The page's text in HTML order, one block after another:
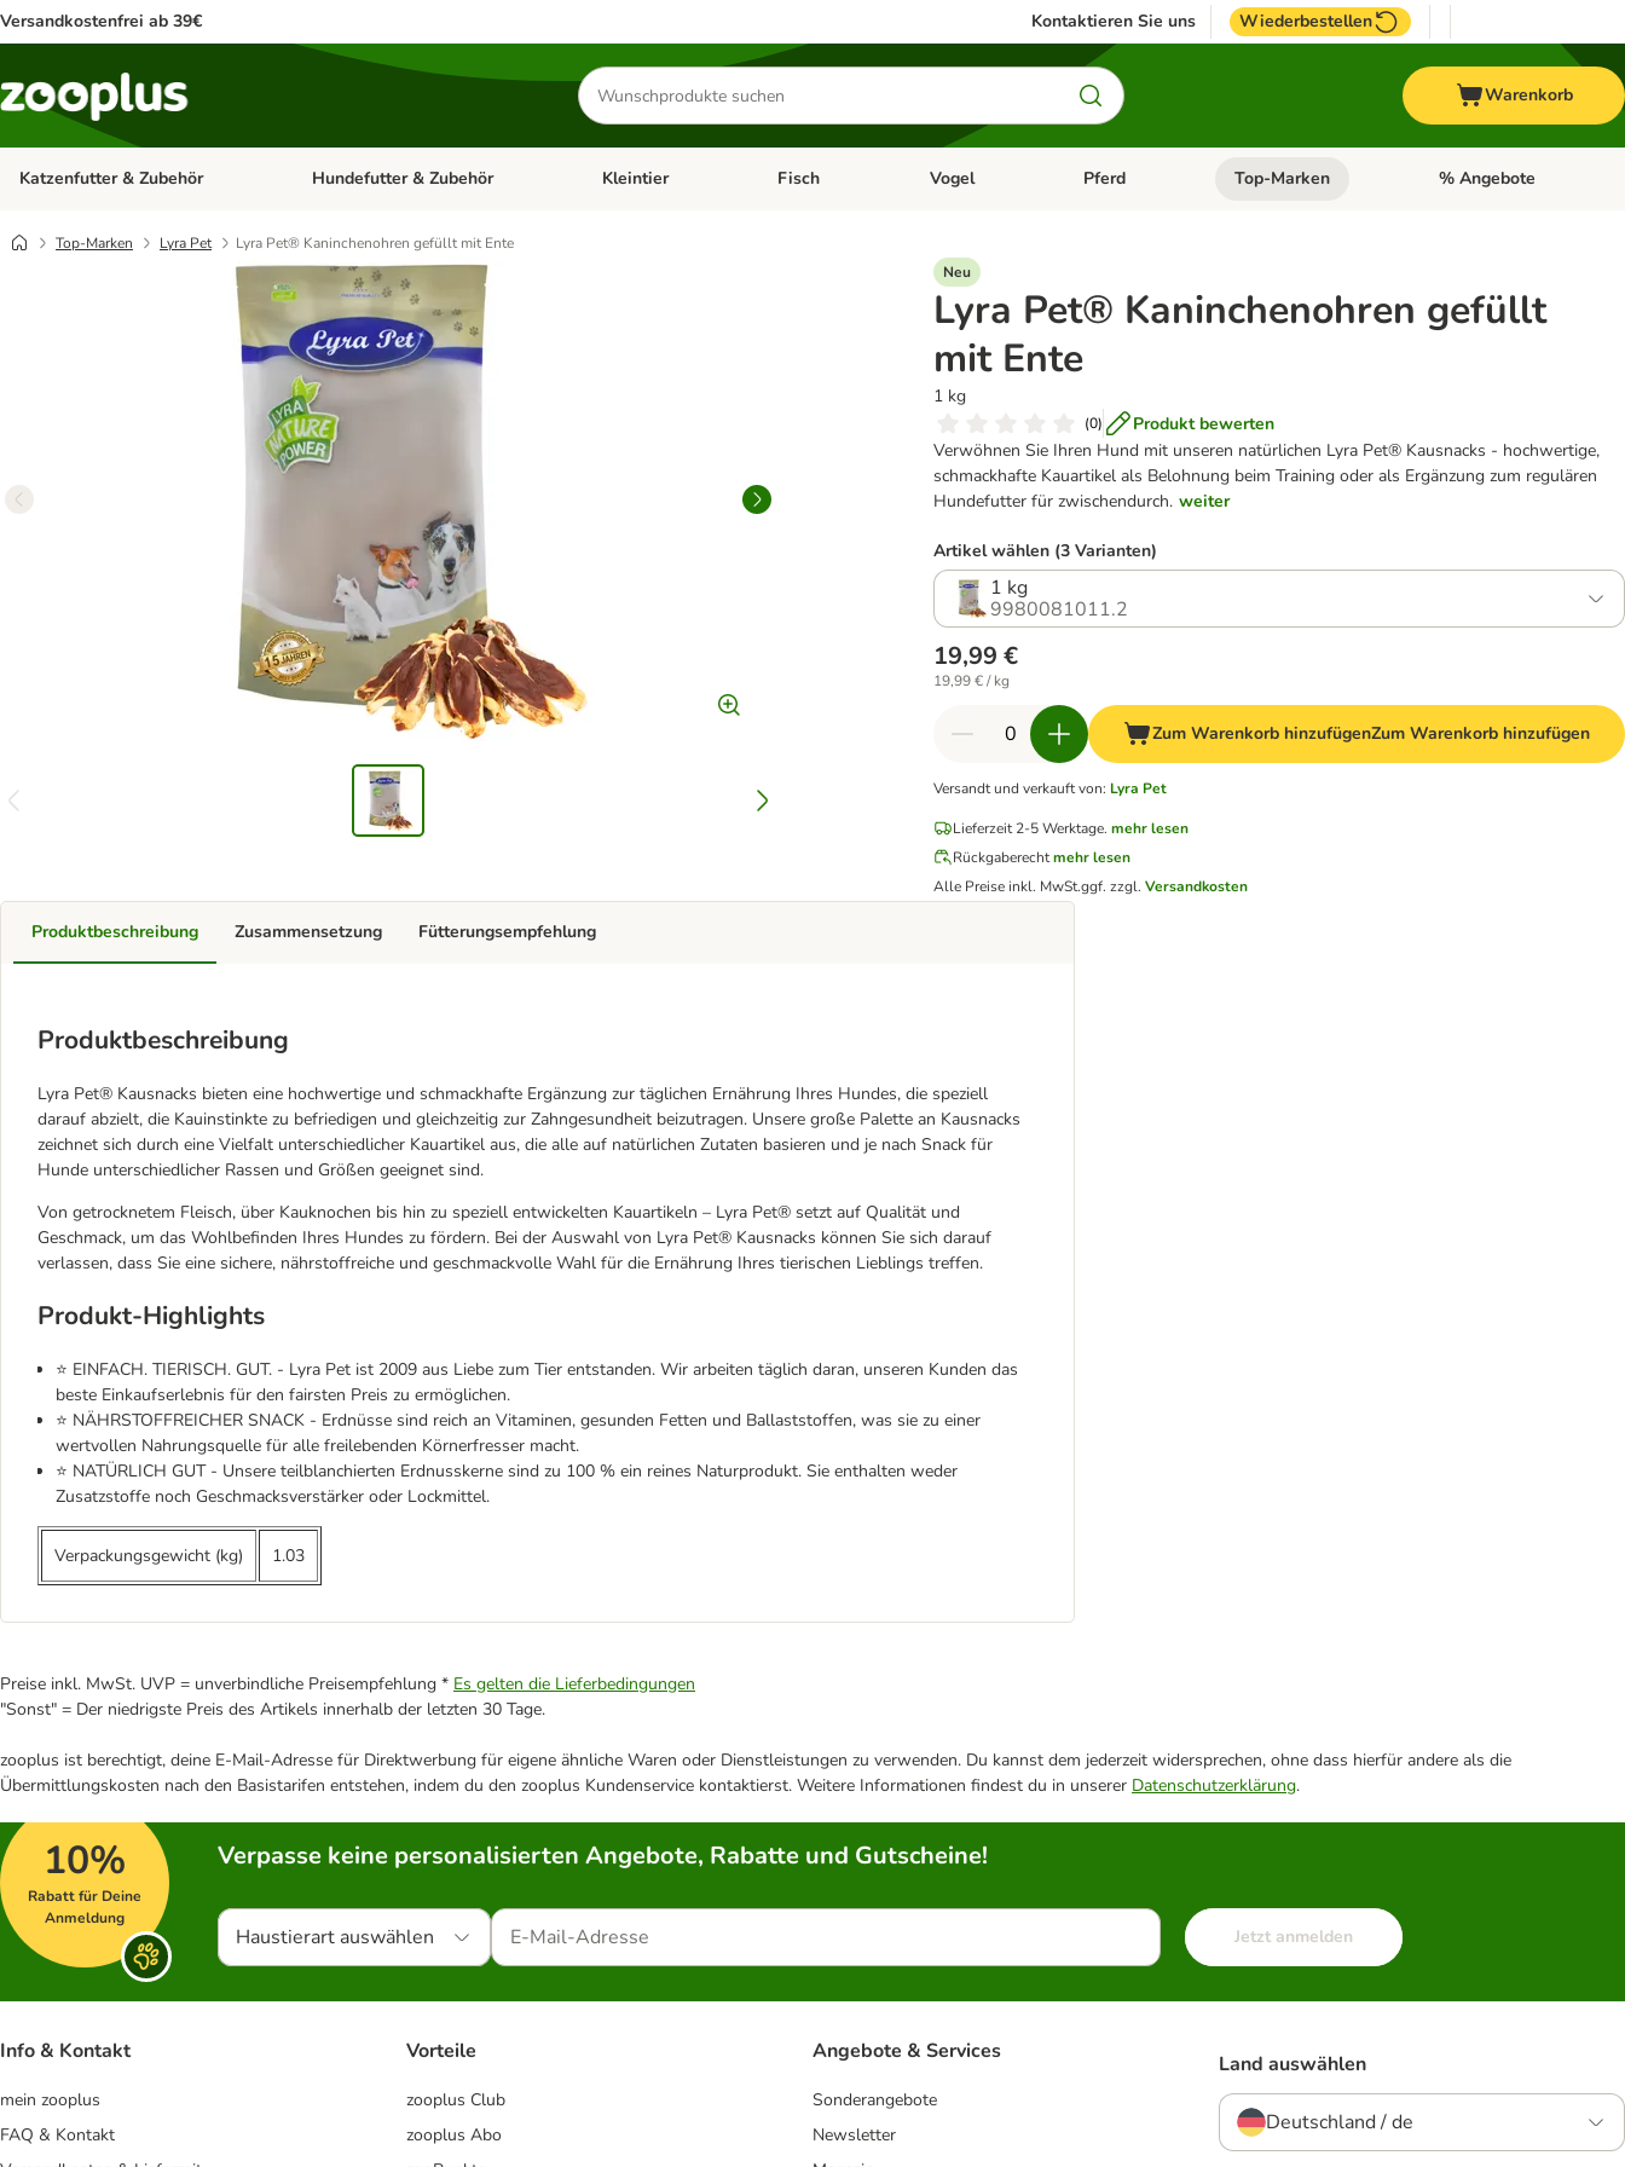
Versandkostenfrei ab 39€ Kontaktieren Sie uns Wiederbestellen
Produkte
suchen
Warenkorb
Katzenfutter & Zubehör Kategorie-Menü öffnen: Katzenfutter & Zubehör
Hundefutter & Zubehör Kategorie-Menü öffnen: Hundefutter & Zubehör
Kleintier Kategorie-Menü öffnen: Kleintier
Fisch Kategorie-Menü öffnen: Fisch
Vogel Kategorie-Menü öffnen: Vogel
Pferd Kategorie-Menü öffnen: Pferd
Top-Marken Kategorie-Menü öffnen:
% Angebote
Top-Marken Lyra Pet
Lyra Pet® Kaninchenohren gefüllt mit Ente
Neu
Lyra Pet® Kaninchenohren gefüllt
mit Ente
1 kg
(0)
Produkt bewerten
Verwöhnen Sie Ihren Hund mit unseren natürlichen Lyra Pet® Kausnacks - hochwertige,
schmackhafte Kauartikel als Belohnung beim Training oder als Ergänzung zum regulären
Hundefutter für zwischendurch. weiter
Artikel wählen (3 Varianten)
1 kg
9980081011.2
19,99 €
19,99 € / kg
Zum Warenkorb hinzufügenZum Warenkorb hinzufügen
Versandt und verkauft von: Lyra Pet
Lieferzeit 2-5 Werktage. mehr lesen
Rückgaberechtmehr lesen
Alle Preise inkl. MwSt.ggf. zzgl.Versandkosten
Produktbeschreibung
Produktbeschreibung
Lyra Pet® Kausnacks bieten eine hochwertige und schmackhafte Ergänzung zur täglichen Ernährung Ihres Hundes, die speziell
darauf abzielt, die Kauinstinkte zu befriedigen und gleichzeitig zur Zahngesundheit beizutragen. Unsere große Palette an Kausnacks
zeichnet sich durch eine Vielfalt unterschiedlicher Kauartikel aus, die alle auf natürlichen Zutaten basieren und je nach Snack für
Hunde unterschiedlicher Rassen und Größen geeignet sind.
Von getrocknetem Fleisch, über Kauknochen bis hin zu speziell entwickelten Kauartikeln – Lyra Pet® setzt auf Qualität und
Geschmack, um das Wohlbefinden Ihres Hundes zu fördern. Bei der Auswahl von Lyra Pet® Kausnacks können Sie sich darauf
verlassen, dass Sie eine sichere, nährstoffreiche und geschmackvolle Wahl für die Ernährung Ihres tierischen Lieblings treffen.
Produkt-Highlights
⭐ EINFACH. TIERISCH. GUT. - Lyra Pet ist 2009 aus Liebe zum Tier entstanden. Wir arbeiten täglich daran, unseren Kunden das
beste Einkaufserlebnis für den fairsten Preis zu ermöglichen.
⭐ NÄHRSTOFFREICHER SNACK - Erdnüsse sind reich an Vitaminen, gesunden Fetten und Ballaststoffen, was sie zu einer
wertvollen Nahrungsquelle für alle freilebenden Körnerfresser macht.
⭐ NATÜRLICH GUT - Unsere teilblanchierten Erdnusskerne sind zu 100 % ein reines Naturprodukt. Sie enthalten weder
Zusatzstoffe noch Geschmacksverstärker oder Lockmittel.
Verpackungsgewicht (kg) 1.03
Zusammensetzung Fütterungsempfehlung
Preise inkl. MwSt. UVP = unverbindliche Preisempfehlung * Es gelten die Lieferbedingungen
"Sonst" = Der niedrigste Preis des Artikels innerhalb der letzten 30 Tage.
zooplus ist berechtigt, deine E-Mail-Adresse für Direktwerbung für eigene ähnliche Waren oder Dienstleistungen zu verwenden. Du kannst dem jederzeit widersprechen, ohne dass hierfür andere als die
Übermittlungskosten nach den Basistarifen entstehen, indem du den zooplus Kundenservice kontaktierst. Weitere Informationen findest du in unserer Datenschutzerklärung.
10%
Rabatt für Deine
Anmeldung
Verpasse keine personalisierten Angebote, Rabatte und Gutscheine!
Haustierart auswählen Jetzt anmelden
Info & Kontakt
mein zooplus
FAQ & Kontakt
Vorteile
zooplus Club
zooplus Abo
Angebote & Services
Sonderangebote
Newsletter
Land auswählen
Deutschland / de